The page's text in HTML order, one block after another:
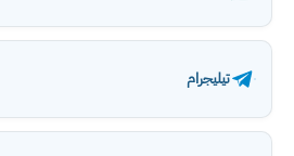
تيليجرام